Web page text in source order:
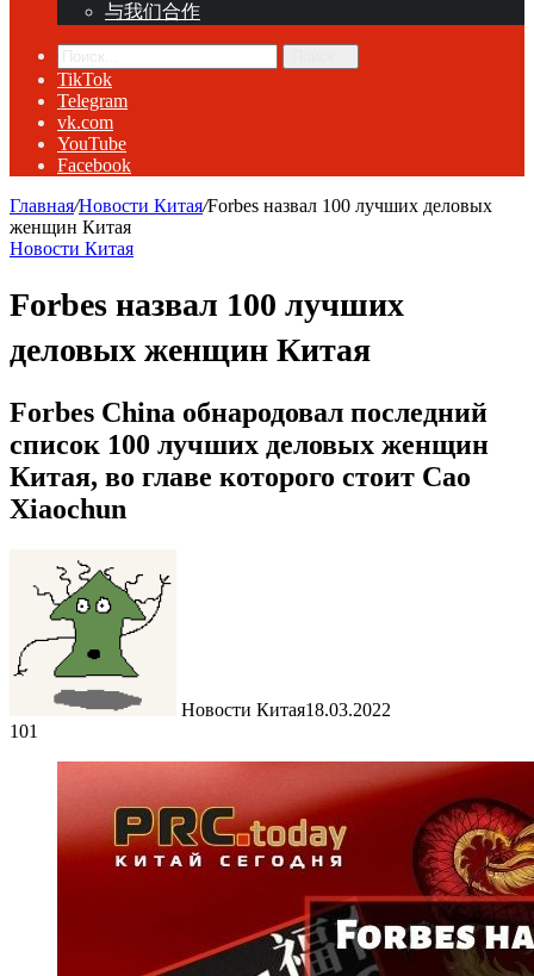
与我们合作
TikTok
Telegram
vk.com
YouTube
Facebook
Главная/Новости Китая/Forbes назвал 100 лучших деловых
женщин Китая
Новости Китая
Forbes назвал 100 лучших
деловых женщин Китая
Forbes China обнародовал последний
список 100 лучших деловых женщин
Китая, во главе которого стоит Cao
Xiaochun
Новости Китая18.03.2022
101